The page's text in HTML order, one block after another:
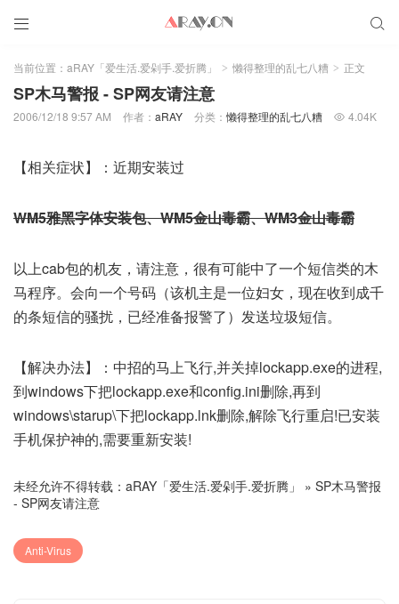
 
当前位置： aRAY「爱生活.爱剁手.爱折腾」 > 懒得整理的乱七八糟 > 正文
SP木马警报 - SP网友请注意
2006/12/18 9:57 AM 作者： aRAY 分类：懒得整理的乱七八糟  4.04K
【相关症状】：近期安装过
WM5雅黑字体安装包、WM5金山毒霸、WM3金山毒霸
以上cab包的机友，请注意，很有可能中了一个短信类的木
马程序。会向一个号码（该机主是一位妇女，现在收到成千
的条短信的骚扰，已经准备报警了）发送垃圾短信。
【解决办法】：中招的马上飞行,并关掉lockapp.exe的进程,
到windows下把lockapp.exe和config.ini删除,再到
windows\starup\下把lockapp.lnk删除,解除飞行重启!已安装
手机保护神的,需要重新安装!
未经允许不得转载： aRAY「爱生活.爱剁手.爱折腾」 » SP木马警报
- SP网友请注意
Anti-Virus